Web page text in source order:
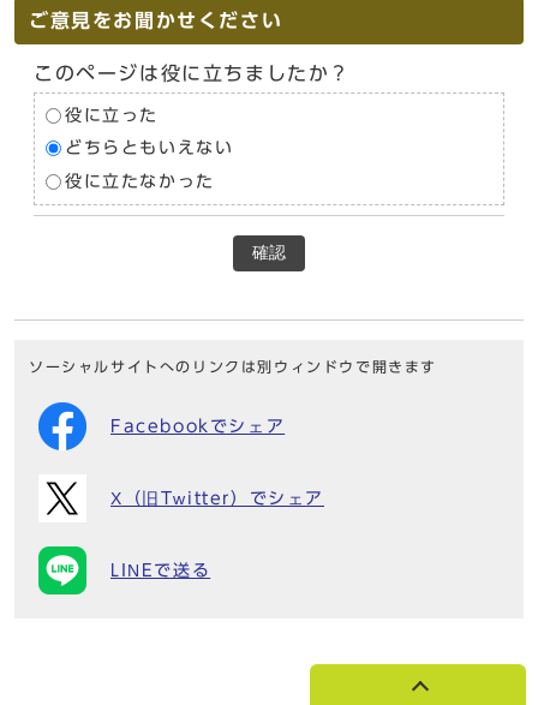
ご意見をお聞かせください
このページは役に立ちましたか？
役に立った
どちらともいえない
役に立たなかった
確認
ソーシャルサイトへのリンクは別ウィンドウで開きます
Facebookでシェア
X（旧Twitter）でシェア
LINEで送る